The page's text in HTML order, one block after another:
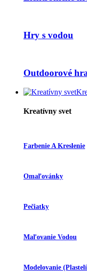
Hry s vodou
Outdoorové
Kreatívny svet
Farbenie A Kreslenie
Omaľovánky
Pečiatky
Maľovanie Vodou
Modelovanie